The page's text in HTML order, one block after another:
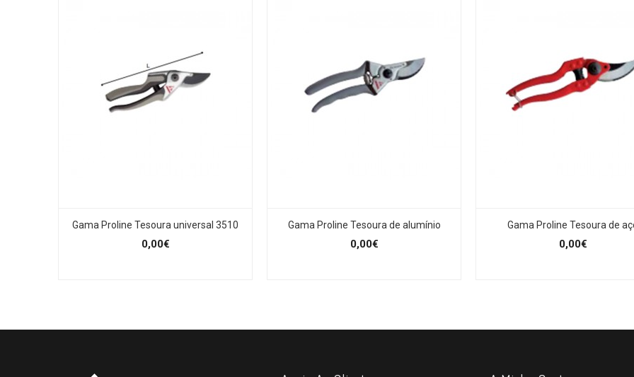
Gama Proline Tesoura universal 3510
0,00€
Gama Proline Tesoura de alumínio
0,00€
Gama Proline Tesoura de
0,00€